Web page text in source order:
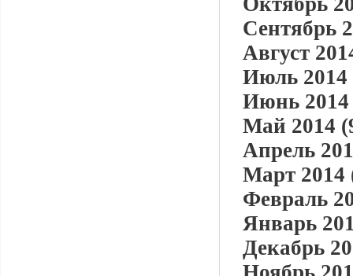
Сентябрь
Август
Июль 2014
Июнь 2014
Май 2014
Апрель
Март 2014
Февраль
Январь
Декабрь